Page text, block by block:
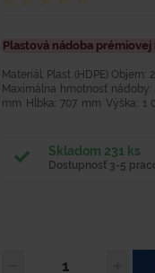
Plastová nádoba prémiovej
Materiál: Plast (HDPE) Objem:
Maximálna hmotnosť nádoby:
mm Hĺbka: 707 mm Výška: 1
Skladom 231 ks
Dostupnosť 3-5